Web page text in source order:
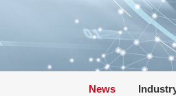
News